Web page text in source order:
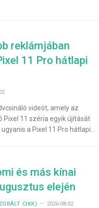
reklámjában
11 Pro hátlapi
videót, amely az
Pixel 11 széria egyik újítását
a Pixel 11 Pro hátlapi…
és más kínai
elején
CIKK) 2026-08-02